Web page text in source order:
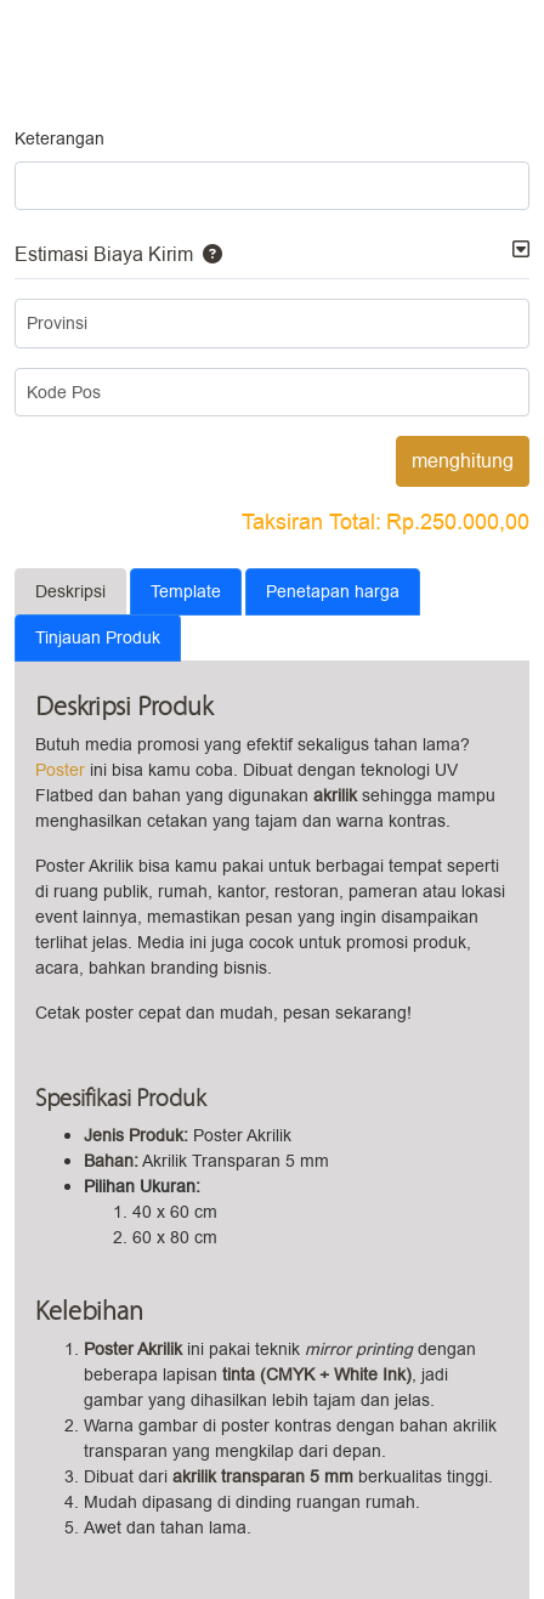
Keterangan
Estimasi Biaya Kirim
Provinsi
Kode Pos
menghitung
Taksiran Total: Rp.250.000,00
Deskripsi Template
Penetapan harga
Tinjauan Produk
Deskripsi Produk
Butuh media promosi yang efektif sekaligus tahan lama?
Poster ini bisa kamu coba. Dibuat dengan teknologi UV
Flatbed dan bahan yang digunakan akriliksehingga mampu
menghasilkan cetakan yang tajam dan warna kontras.
Poster Akrilik bisa kamu pakai untuk berbagai tempat seperti
di ruang publik, rumah, kantor, restoran, pameran atau lokasi
event lainnya, memastikan pesan yang ingin disampaikan
terlihat jelas. Media ini juga cocok untuk promosi produk,
acara, bahkan branding bisnis.
Cetak poster cepat dan mudah, pesan sekarang!
Spesifikasi Produk
Jenis Produk: Poster Akrilik
Bahan:Akrilik Transparan 5 mm
Pilihan Ukuran:
40 x 60 cm
60 x 80 cm
Kelebihan
Poster Akrilikini pakai teknik mirror printingdengan
beberapa lapisan tinta (CMYK + White Ink), jadi
gambar yang dihasilkan lebih tajam dan jelas.
Warna gambar di poster kontras dengan bahan akrilik
transparan yang mengkilap dari depan.
Dibuat dari akrilik transparan 5 mm berkualitas tinggi.
Mudah dipasang di dinding ruangan rumah.
Awet dan tahan lama.